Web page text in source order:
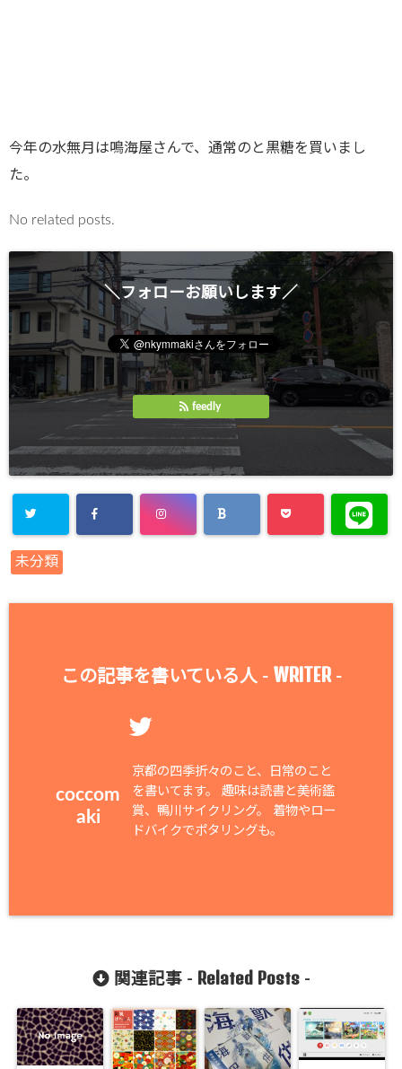
今年の水無月は鳴海屋さんで、通常のと黒糖を買いまし
た。
No related posts.
＼フォローお願いします／
feedly
未分類
この記事を書いている人 - WRITER-
coccom
aki
京都の四季折々のこと、日常のこと
を書いてます。 趣味は読書と美術鑑
賞、鴨川サイクリング。 着物やロー
ドバイクでポタリングも。
関連記事 - Related Posts-